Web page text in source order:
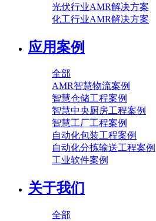
光伏行业AMR解决方案
化工行业AMR解决方案
应用案例
全部
AMR智慧物流案例
智慧仓储工程案例
智慧中央厨房工程案例
智慧工厂工程案例
自动化包装工程案例
自动化分拣输送工程案例
工业软件案例
关于我们
全部